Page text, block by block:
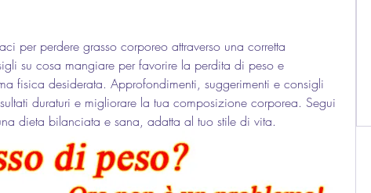
per perdere grasso corporeo attraverso una corretta
su cosa mangiare per favorire la perdita di peso e
fisica desiderata. Approfondimenti, suggerimenti e consigli
duraturi e migliorare la tua composizione corporea. Segui
dieta bilanciata e sana, adatta al tuo stile di vita.